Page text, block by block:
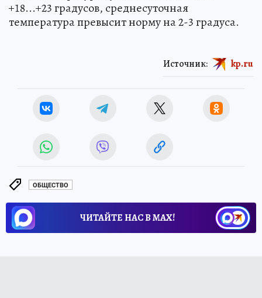
+18...+23 градусов, среднесуточная
температура превысит норму на 2-3 градуса.
Источник: kp.ru
ОБЩЕСТВО
ЧИТАЙТЕ НАС В МАХ!